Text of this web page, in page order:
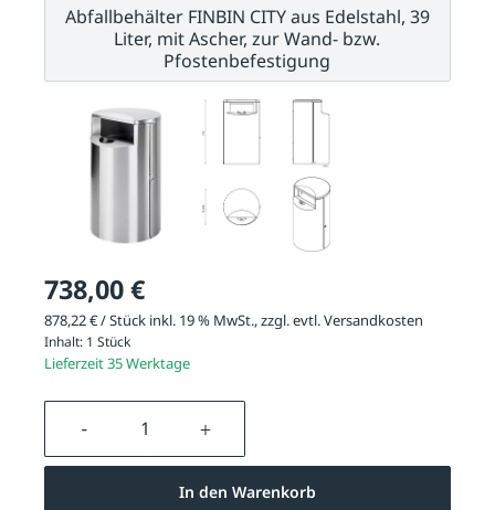
738,00 €
878,22 € / Stück inkl. 19 % MwSt., zzgl. evtl.Versandkosten
Inhalt: 1 Stück
Lieferzeit 35 Werktage
Produkt Anzahl: Gib den
In den Warenkorb
Abfallbehälter FINBIN CITY aus Edelstahl, 39
Liter, mit Ascher, zur Wand- bzw.
Pfostenbefestigung